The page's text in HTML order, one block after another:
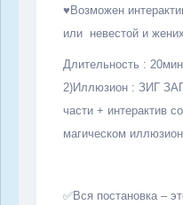
♥️ Возможен
или невестой и
Длительность : 20мин
2)Иллюзион : ЗИГ
части + интерактив
магическом
✅Вся постановка –